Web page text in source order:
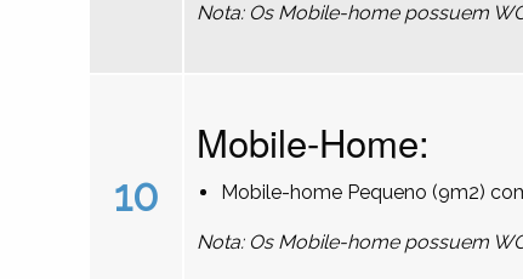
Nota: Os Mobile-home possuem
10
Mobile-Home:
Mobile-home Pequeno (9m2)
Nota: Os Mobile-home possuem